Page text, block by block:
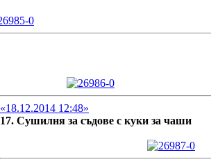
«18.12.2014 12:48»
17. Сушилня за съдове с куки за чаши